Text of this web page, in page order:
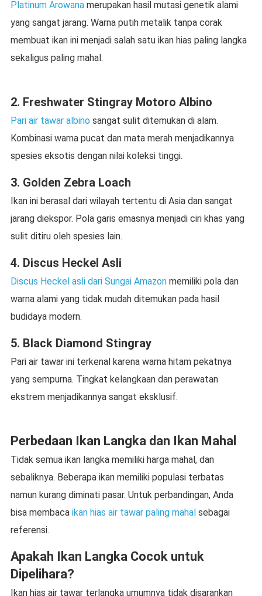
Platinum Arowanamerupakan hasil mutasi genetik alami
yang sangat jarang. Warna putih metalik tanpa corak
membuat ikan ini menjadi salah satu ikan hias paling langka
sekaligus paling mahal.
2. Freshwater Stingray Motoro Albino
Pari air tawar albino sangat sulit ditemukan di alam.
Kombinasi warna pucat dan mata merah menjadikannya
spesies eksotis dengan nilai koleksi tinggi.
3. Golden Zebra Loach
Ikan ini berasal dari wilayah tertentu di Asia dan sangat
jarang diekspor. Pola garis emasnya menjadi ciri khas yang
sulit ditiru oleh spesies lain.
4. Discus Heckel Asli
Discus Heckel asli dari Sungai Amazonmemiliki pola dan
warna alami yang tidak mudah ditemukan pada hasil
budidaya modern.
5. Black Diamond Stingray
Pari air tawar ini terkenal karena warna hitam pekatnya
yang sempurna. Tingkat kelangkaan dan perawatan
ekstrem menjadikannya sangat eksklusif.
Perbedaan Ikan Langka dan Ikan Mahal
Tidak semua ikan langka memiliki harga mahal, dan
sebaliknya. Beberapa ikan memiliki populasi terbatas
namun kurang diminati pasar. Untuk perbandingan, Anda
bisa membaca ikan hias air tawar paling mahalsebagai
referensi.
Apakah Ikan Langka Cocok untuk
Dipelihara?
Ikan hias air tawar terlangka umumnya tidak disarankan